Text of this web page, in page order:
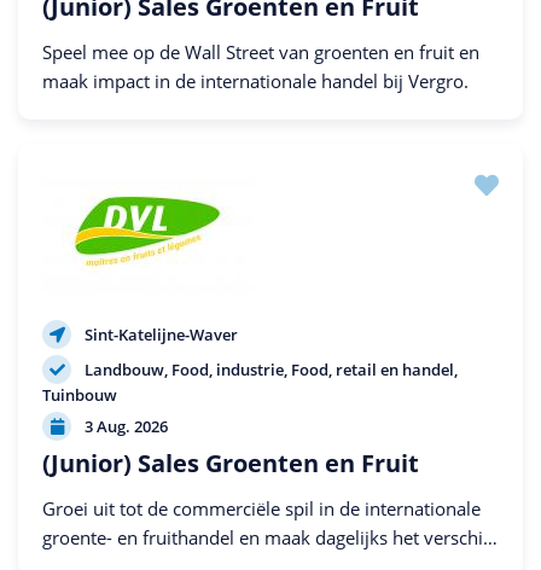
(Junior) Sales Groenten en Fruit
Speel mee op de Wall Street van groenten en fruit en
maak impact in de internationale handel bij Vergro.
Sint-Katelijne-Waver
Landbouw Food, industrie Food, retail en handel
Tuinbouw
3 Aug. 2026
(Junior) Sales Groenten en Fruit
Groei uit tot de commerciële spil in de internationale
groente- en fruithandel en maak dagelijks het verschil